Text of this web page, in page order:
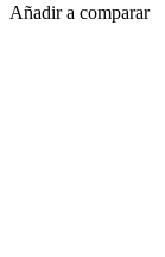
Añadir a comparar